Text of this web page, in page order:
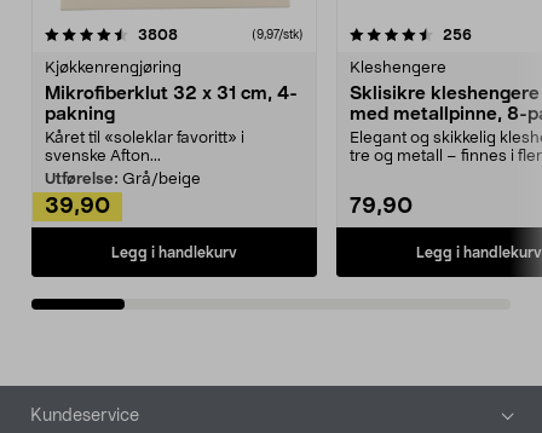
3808anmeldelser(9,97/stk)
Kjøkkenrengjøring
Mikrofiberklut 32 x 31 cm, 4-
pakning
Kåret til «soleklar favoritt» i
svenske Afton...
Utførelse: Grå/beige
39,90
Legg i handlekurv
4.5av 5 stjerner 256
Kleshengere
Sklisikre
med metallpinne, 8-
Elegant og skikkelig
tre og metall – finnes i
79,90
Legg i handlekurv
4.5av 5 stjerner
Bunntekst
Kundeservice